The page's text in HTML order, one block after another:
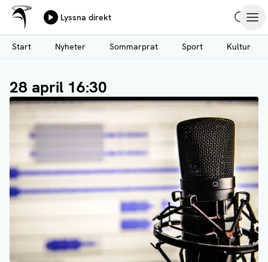
Hoppa
till
huvudinnehåll
Ålands Radio & TV
Lyssna direkt
Start
Nyheter Sommarprat Sport Kultur
28 april 16:30